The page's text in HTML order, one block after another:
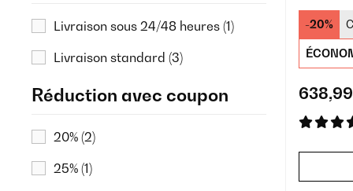
Livraison sous 24/48 heures (1)
Livraison standard (3)
Réduction avec coupon
20% (2)
25% (1)
-20%